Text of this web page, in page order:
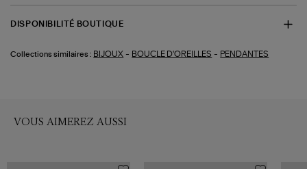
DISPONIBILITÉ BOUTIQUE
Collections similaires : BIJOUX - BOUCLE D'OREILLES - PENDANTES
VOUS AIMEREZ AUSSI